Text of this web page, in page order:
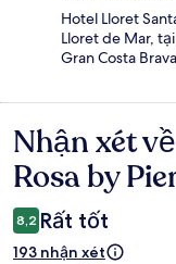
Hotel Lloret
Lloret de Mar,
Gran Costa
Nhận
xét
Nhận xét
Rosa by
8,2 Rất tốt
193 nhận xét